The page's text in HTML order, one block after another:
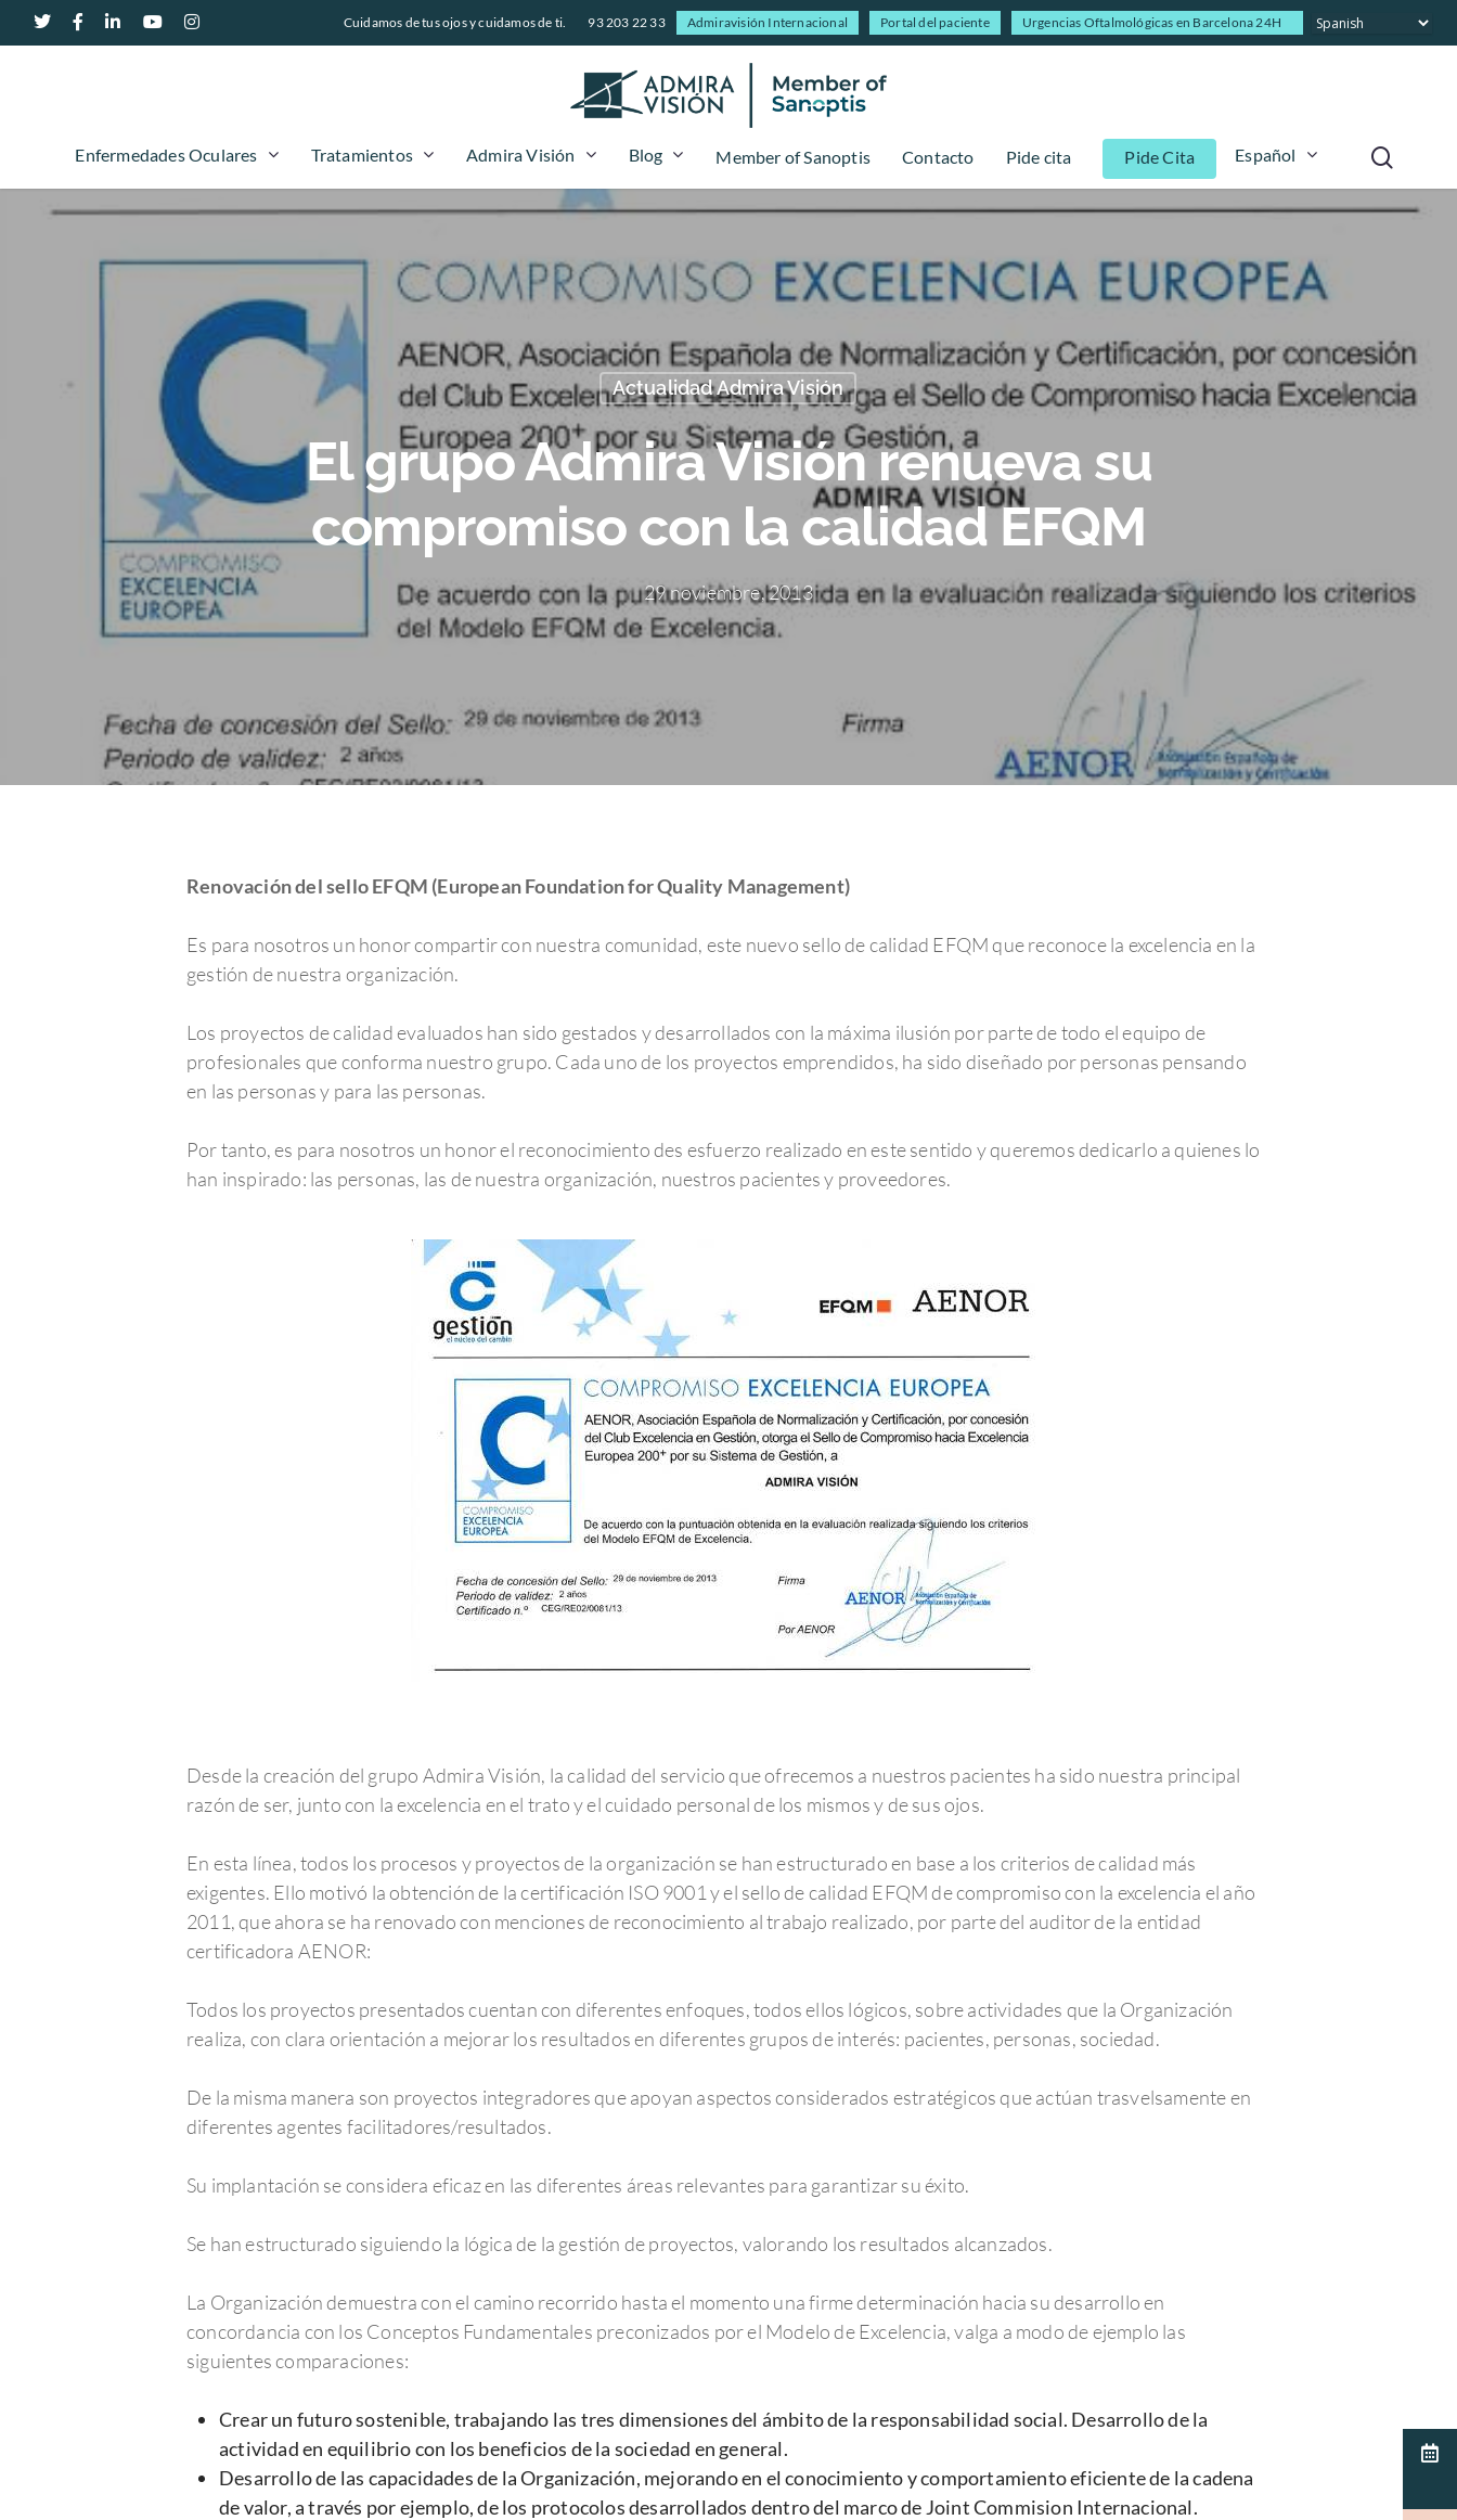
Cuidamos de tus ojos y cuidamos de ti. 93 203 22 33 Admiravisión Internacional Portal del paciente Urgencias Oftalmológicas en Barcelona 24H
Hit enter to search or ESC to close
Enfermedades Oculares Tratamientos Admira Visión Blog Member of Sanoptis Contacto Pide cita Pide Cita Español
Actualidad Admira Visión
El grupo Admira Visión renueva su
compromiso con la calidad EFQM
29 noviembre, 2013
Renovación del sello EFQM (European Foundation for Quality Management)
Es para nosotros un honor compartir con nuestra comunidad, este nuevo sello de calidad EFQM que reconoce la excelencia en la
gestión de nuestra organización.
Los proyectos de calidad evaluados han sido gestados y desarrollados con la máxima ilusión por parte de todo el equipo de
profesionales que conforma nuestro grupo. Cada uno de los proyectos emprendidos, ha sido diseñado por personas pensando
en las personas y para las personas.
Por tanto, es para nosotros un honor el reconocimiento des esfuerzo realizado en este sentido y queremos dedicarlo a quienes lo
han inspirado: las personas, las de nuestra organización, nuestros pacientes y proveedores.
Desde la creación del grupo Admira Visión, la calidad del servicio que ofrecemos a nuestros pacientes ha sido nuestra principal
razón de ser, junto con la excelencia en el trato y el cuidado personal de los mismos y de sus ojos.
En esta línea, todos los procesos y proyectos de la organización se han estructurado en base a los criterios de calidad más
exigentes. Ello motivó la obtención de la certificación ISO 9001 y el sello de calidad EFQM de compromiso con la excelencia el año
2011, que ahora se ha renovado con menciones de reconocimiento al trabajo realizado, por parte del auditor de la entidad
certificadora AENOR:
Todos los proyectos presentados cuentan con diferentes enfoques, todos ellos lógicos, sobre actividades que la Organización
realiza, con clara orientación a mejorar los resultados en diferentes grupos de interés: pacientes, personas, sociedad.
De la misma manera son proyectos integradores que apoyan aspectos considerados estratégicos que actúan trasvelsamente en
diferentes agentes facilitadores/resultados.
Su implantación se considera eficaz en las diferentes áreas relevantes para garantizar su éxito.
Se han estructurado siguiendo la lógica de la gestión de proyectos, valorando los resultados alcanzados.
La Organización demuestra con el camino recorrido hasta el momento una firme determinación hacia su desarrollo en
concordancia con los Conceptos Fundamentales preconizados por el Modelo de Excelencia, valga a modo de ejemplo las
siguientes comparaciones:
Crear un futuro sostenible, trabajando las tres dimensiones del ámbito de la responsabilidad social. Desarrollo de la
actividad en equilibrio con los beneficios de la sociedad en general.
Desarrollo de las capacidades de la Organización, mejorando en el conocimiento y comportamiento eficiente de la cadena
de valor, a través por ejemplo, de los protocolos desarrollados dentro del marco de Joint Commision Internacional.